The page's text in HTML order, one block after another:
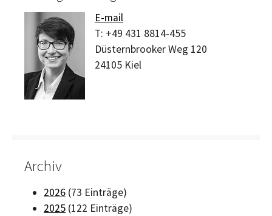
E-mail
T: +49 431 8814-455
Düsternbrooker Weg 120
24105 Kiel
Archiv
2026 (73 Einträge)
2025 (122 Einträge)